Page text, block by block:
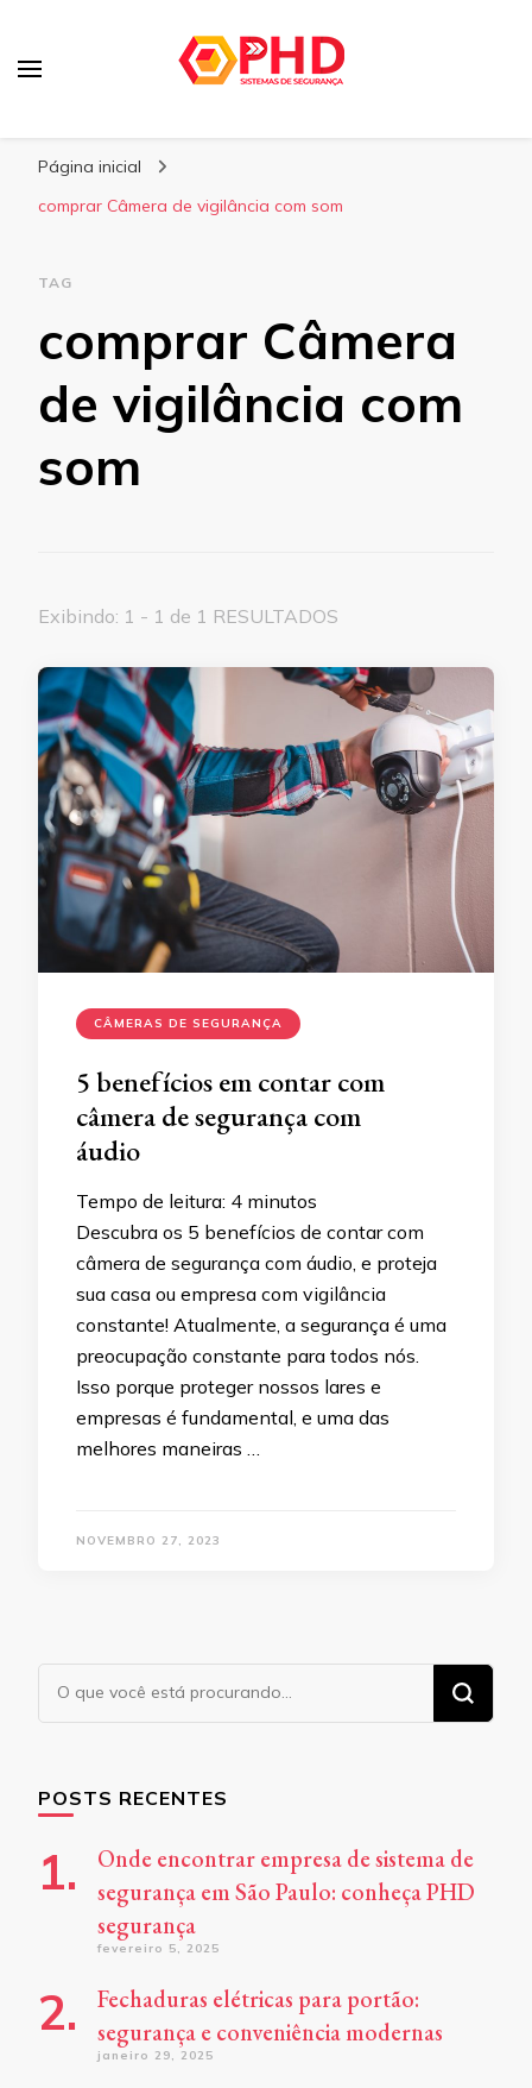
Página inicial
comprar Câmera de vigilância com som
TAG
comprar Câmera
de vigilância com
som
Exibindo: 1 - 1 de 1 RESULTADOS
CÂMERAS DE SEGURANÇA
5 benefícios em contar com
câmera de segurança com
áudio
Tempo de leitura: 4 minutos
Descubra os 5 benefícios de contar com
câmera de segurança com áudio, e proteja
sua casa ou empresa com vigilância
constante! Atualmente, a segurança é uma
preocupação constante para todos nós.
Isso porque proteger nossos lares e
empresas é fundamental, e uma das
melhores maneiras …
NOVEMBRO 27, 2023
POSTS RECENTES
Onde encontrar empresa de sistema de
segurança em São Paulo: conheça PHD
segurança
fevereiro 5, 2025
Fechaduras elétricas para portão:
segurança e conveniência modernas
janeiro 29, 2025